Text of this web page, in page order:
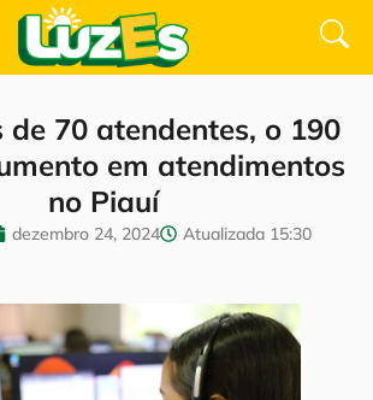
de 70 atendentes, o 190
em atendimentos
no Piauí
dezembro 24, 2024 Atualizada 15:30